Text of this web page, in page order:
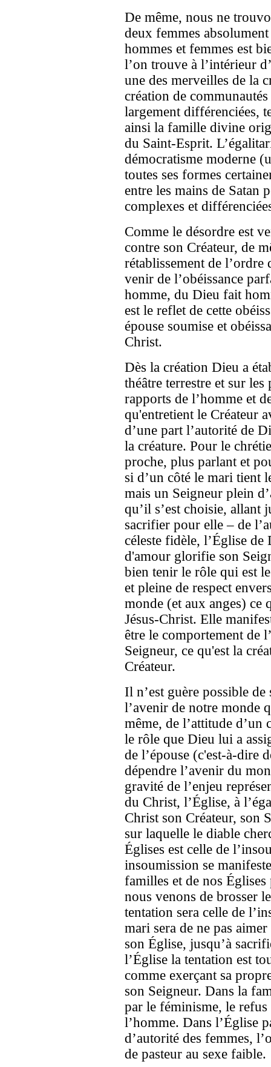
De même, nous ne
deux femmes
hommes et femmes est
l’on trouve à l’intérieur
une des merveilles de la
création de
largement différenciées,
ainsi la famille divine
du Saint-Esprit.
démocratisme moderne
toutes ses formes
entre les mains de Satan
complexes et
Comme le désordre est
contre son Créateur, de
rétablissement de
venir de l’obéissance
homme, du Dieu fait
est le reflet de cette
épouse soumise et
Christ.
Dès la création Dieu a
théâtre terrestre et sur les
rapports de l’homme et
qu'entretient le Créateur
d’une part l’autorité de
la créature. Pour le
proche, plus parlant et
si d’un côté le mari tient
mais un Seigneur plein
qu’il s’est choisie, allant
sacrifier pour elle – de
céleste fidèle, l’Église
d'amour glorifie son
bien tenir le rôle qui est
et pleine de respect
monde (et aux anges) ce
Jésus-Christ. Elle
être le comportement de
Seigneur, ce qu'est la
Créateur.
Il n’est guère possible
l’avenir de notre monde
même, de l’attitude
le rôle que Dieu lui a
de l’épouse (c'est-à-dire
dépendre l’avenir du
gravité de l’enjeu
du Christ, l’Église, à
Christ son Créateur, son
sur laquelle le diable
Églises est celle de
insoumission se
familles et de nos
nous venons de brosser
tentation sera celle de
mari sera de ne pas
son Église, jusqu’à
l’Église la tentation est
comme exerçant sa
son Seigneur. Dans la
par le féminisme, le
l’homme. Dans l’Église
d’autorité des femmes,
de pasteur au sexe faible.